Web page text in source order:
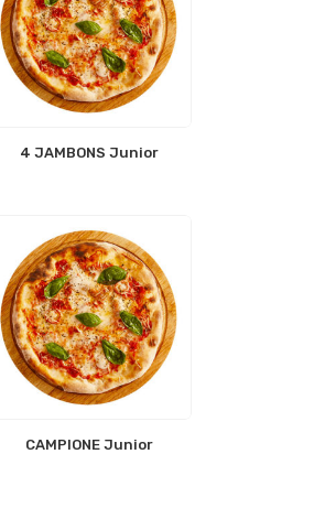
4 JAMBONS Junior
CAMPIONE Junior